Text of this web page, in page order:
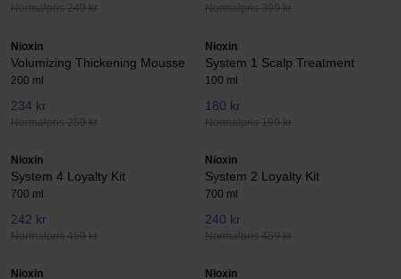
Normalpris 249 kr Normalpris 399 kr
Nioxin
Volumizing Thickening Mousse
200 ml
234 kr
Normalpris 259 kr
Nioxin
System 1 Scalp Treatment
100 ml
180 kr
Normalpris 199 kr
Nioxin
System 4 Loyalty Kit
700 ml
242 kr
Normalpris 459 kr
Nioxin
System 2 Loyalty Kit
700 ml
240 kr
Normalpris 459 kr
Nioxin Nioxin